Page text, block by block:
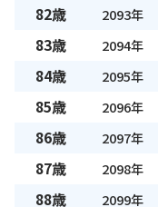
82歳 2093年
83歳 2094年
84歳 2095年
85歳 2096年
86歳 2097年
87歳 2098年
88歳 2099年